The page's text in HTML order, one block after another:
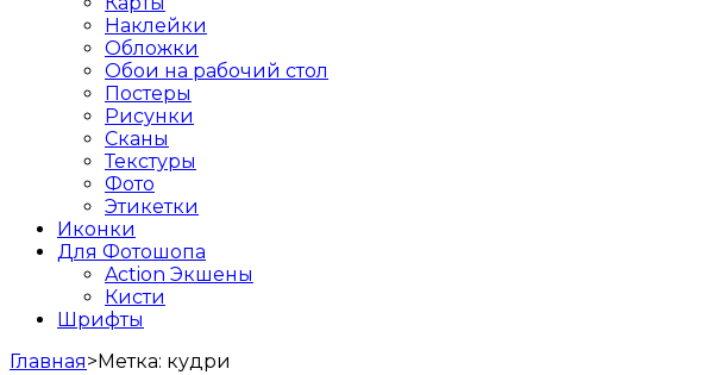
Наклейки
Обложки
Обои на рабочий стол
Постеры
Рисунки
Сканы
Текстуры
Фото
Этикетки
Иконки
Для Фотошопа
Action Экшены
Кисти
Шрифты
Главная>Метка: кудри